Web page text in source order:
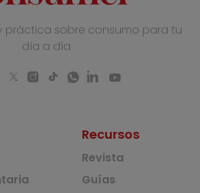
práctica sobre consumo para tu
día a día
Recursos
Revista
Guías